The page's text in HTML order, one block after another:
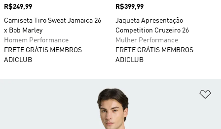
Preço
R$249,99
Camiseta Tiro Sweat Jamaica 26
x Bob Marley
Homem Performance
FRETE GRÁTIS MEMBROS
ADICLUB
Preço
R$399,99
Jaqueta Apresentação
Competition Cruzeiro 26
Mulher Performance
FRETE GRÁTIS MEMBROS
ADICLUB